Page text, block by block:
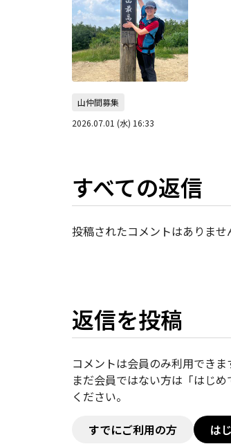
山仲間募集
2026.07.01 (水) 16:33
すべての返信
投稿されたコメントはありませ
返信を投稿
コメントは会員のみ利用できま
まだ会員ではない方は「はじ
ください。
すでにご利用の方
は